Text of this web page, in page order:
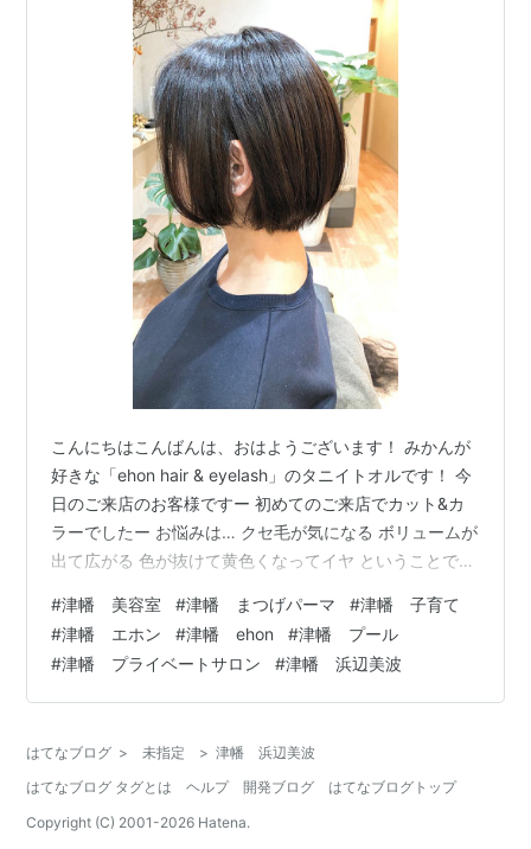
こんにちはこんばんは、おはようございます！ みかんが
好きな「ehon hair & eyelash」のタニイトオルです！ 今
日のご来店のお客様ですー 初めてのご来店でカット&カ
ラーでしたー お悩みは… クセ毛が気になる ボリュームが
出て広がる 色が抜けて黄色くなってイヤ ということでし
で広がったりをなるべく抑えるようにする 落ち着いた印
象になるようにブラウン系で黄色くならないように パー
プルを少し混ぜてキレイな発色を見せるカラーに という
感じでやらせていただきましたー 縮毛矯正の履歴がある
て…
#津幡 美容室 #津幡 まつげパーマ #津幡 子育て
#津幡 エホン #津幡 ehon #津幡 プール
#津幡 プライベートサロン #津幡 浜辺美波
はてなブログ > 未指定 > 津幡 浜辺美波
はてなブログ タグとは
ヘルプ 開発ブログ
はてなブログトップ
Copyright (C) 2001-2026 Hatena.